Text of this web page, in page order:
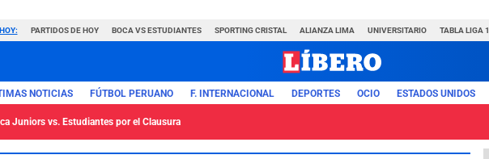
HOY: PARTIDOS DE HOY BOCA VS ESTUDIANTES SPORTING CRISTAL ALIANZA LIMA UNIVERSITARIO TABLA LIGA 1
NOTICIAS FÚTBOL PERUANO F. INTERNACIONAL DEPORTES OCIO ESTADOS UNIDOS
Juniors vs. Estudiantes por el Clausura